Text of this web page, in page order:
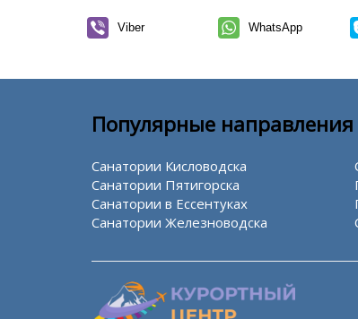
Viber WhatsApp
Популярные
Санатории Кисловодска
Санатории Пятигорска
Санатории в Ессентуках
Санатории Железноводска